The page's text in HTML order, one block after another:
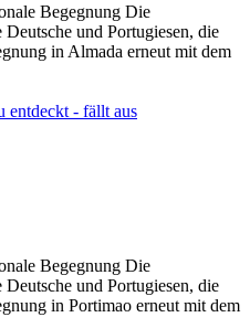
Begegnung Die
und Portugiesen, die
in Almada erneut mit dem
entdeckt - fällt aus
Begegnung Die
und Portugiesen, die
in Portimao erneut mit dem